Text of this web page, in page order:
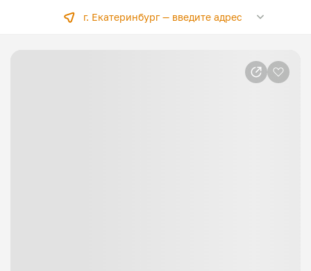
г. Екатеринбург —введите адрес